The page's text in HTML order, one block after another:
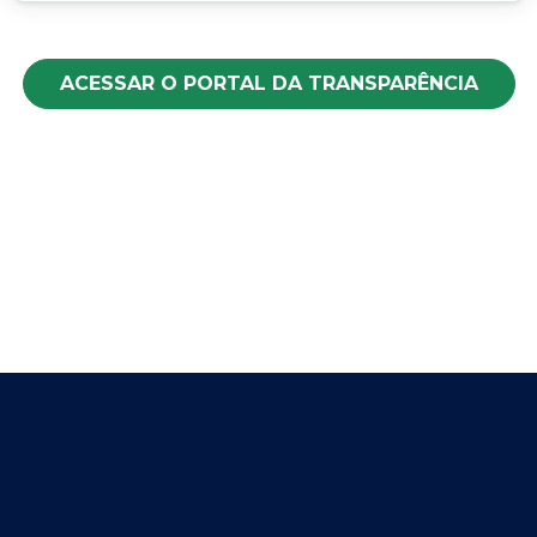
ACESSAR O PORTAL DA TRANSPARÊNCIA